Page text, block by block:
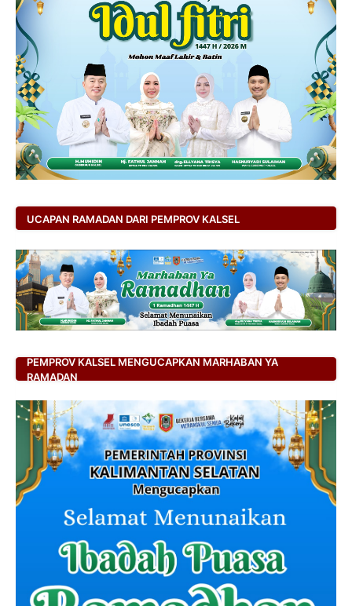
UCAPAN RAMADAN DARI PEMPROV KALSEL
PEMPROV KALSEL MENGUCAPKAN MARHABAN YA
RAMADAN